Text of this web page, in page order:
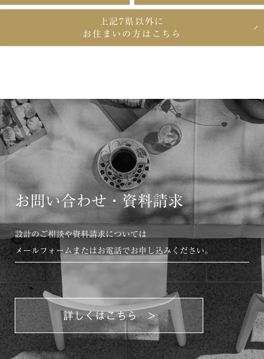
上記7県以外に
お住まいの方はこちら
お問い合わせ・資料請求
設計のご相談や資料請求については
メールフォームまたはお電話でお申し込みください。
詳しくはこちら >